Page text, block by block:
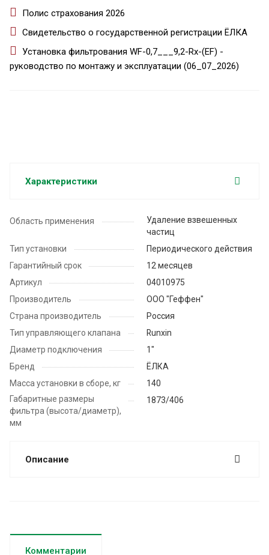
Полис страхования 2026
Свидетельство о государственной регистрации ЁЛКА
Установка фильтрования WF-0,7___9,2-Rx-(EF) -
руководство по монтажу и эксплуатации (06_07_2026)
Характеристики
Область применения
Удаление взвешенных
частиц
Тип установки
Периодического действия
Гарантийный срок
12 месяцев
Артикул
04010975
Производитель
ООО "Геффен"
Страна производитель
Россия
Тип управляющего клапана
Runxin
Диаметр подключения
1"
Бренд
ЁЛКА
Масса установки в сборе, кг
140
Габаритные размеры
фильтра (высота/диаметр),
мм
1873/406
Описание
Комментарии